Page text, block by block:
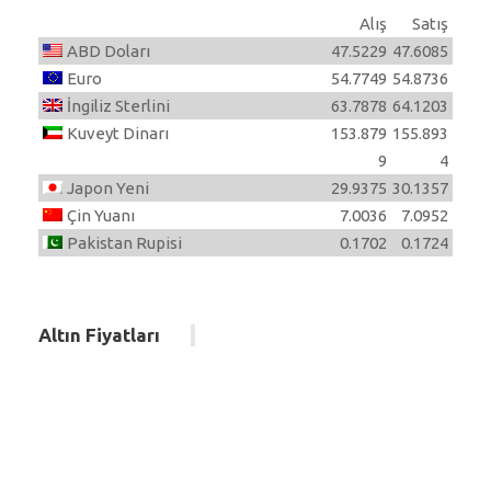
Satış
Alış
ABD Doları
47.6085
47.5229
Euro
54.8736
54.7749
İngiliz Sterlini
64.1203
63.7878
Kuveyt Dinarı
155.893
4
153.879
9
Japon Yeni
30.1357
29.9375
Çin Yuanı
7.0952
7.0036
Pakistan Rupisi
0.1724
0.1702
Altın Fiyatları